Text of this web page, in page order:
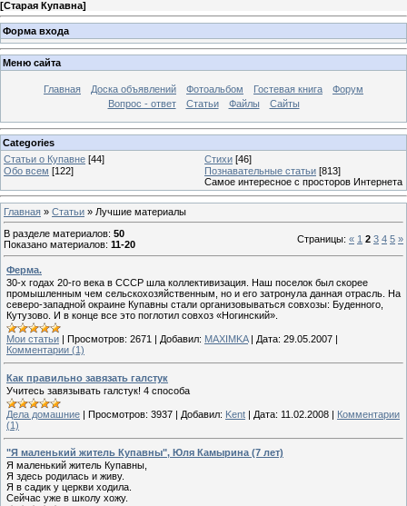
[Старая Купавна]
Форма входа
Меню сайта
Главная Доска объявлений Фотоальбом Гостевая книга
Форум
Вопрос - ответ
Статьи Файлы Сайты
Categories
Статьи о Купавне [44] Стихи [46]
Обо всем [122] Познавательные статьи [813]
Самое интересное с просторов Интернета
Главная » Статьи » Лучшие материалы
В разделе материалов: 50
Показано материалов: 11-20 Страницы: « 1 2 3 4 5 »
Ферма.
30-х годах 20-го века в СССР шла коллективизация. Наш поселок был скорее
промышленным чем сельскохозяйственным, но и его затронула данная отрасль. На
северо-западной окраине Купавны стали организовываться совхозы: Буденного,
Кутузово. И в конце все это поглотил совхоз «Ногинский».
Мои статьи | Просмотров: 2671 | Добавил: MAXIMKA| Дата: 29.05.2007 |
Комментарии (1)
Как правильно завязать галстук
Учитесь завязывать галстук! 4 способа
Дела домашние | Просмотров: 3937 | Добавил: Kent | Дата: 11.02.2008 | Комментарии
(1)
"Я маленький житель Купавны", Юля Камырина (7 лет)
Я маленький житель Купавны,
Я здесь родилась и живу.
Я в садик у церкви ходила.
Сейчас уже в школу хожу.